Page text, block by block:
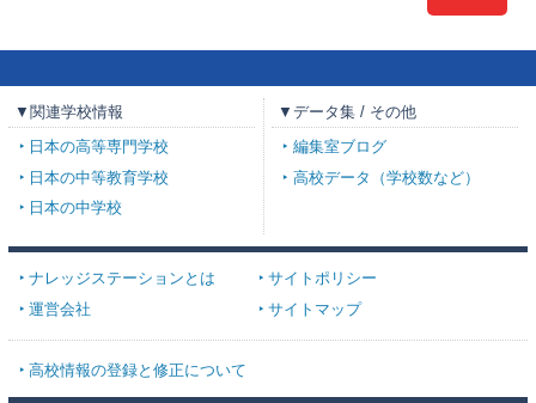
▼関連学校情報
日本の高等専門学校
日本の中等教育学校
日本の中学校
▼データ集 / その他
編集室ブログ
高校データ（学校数など）
ナレッジステーションとは
サイトポリシー
運営会社
サイトマップ
高校情報の登録と修正について